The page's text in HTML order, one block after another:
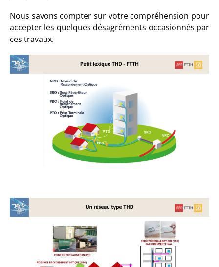
Nous savons compter sur votre compréhension pour
accepter les quelques désagréments occasionnés par
ces travaux.